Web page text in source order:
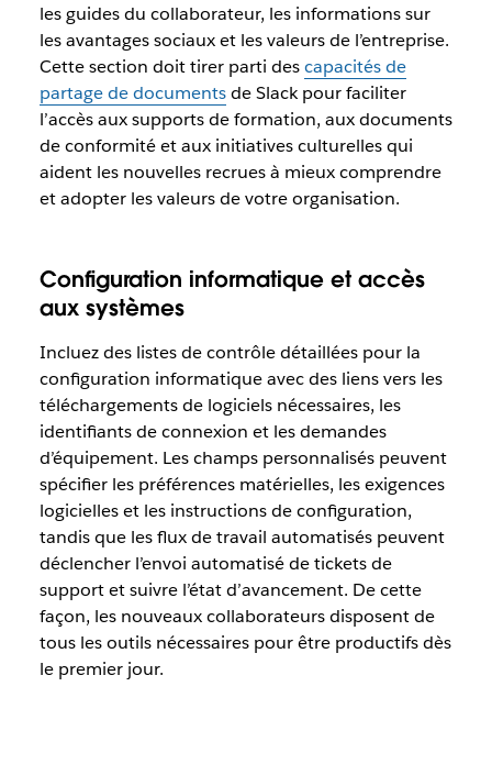
les guides du collaborateur, les informations sur
les avantages sociaux et les valeurs de l’entreprise.
Cette section doit tirer parti descapacités de
partage de documentsde Slack pour faciliter
l’accès aux supports de formation, aux documents
de conformité et aux initiatives culturelles qui
aident les nouvelles recrues à mieux comprendre
et adopter les valeurs de votre organisation.
Configuration informatique et accès
aux systèmes
Incluez des listes de contrôle détaillées pour la
configuration informatique avec des liens vers les
téléchargements de logiciels nécessaires, les
identifiants de connexion et les demandes
d’équipement. Les champs personnalisés peuvent
spécifier les préférences matérielles, les exigences
logicielles et les instructions de configuration,
tandis que les flux de travail automatisés peuvent
déclencher l’envoi automatisé de tickets de
support et suivre l’état d’avancement. De cette
façon, les nouveaux collaborateurs disposent de
tous les outils nécessaires pour être productifs dès
le premier jour.